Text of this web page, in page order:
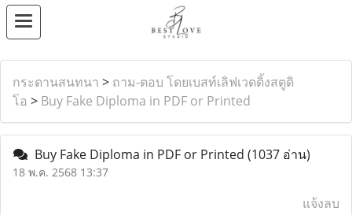
กระดานสนทนา > ถาม-ตอบ โดยเบสท์เลิฟเวดดิ้งสตูดิ
โอ > Buy Fake Diploma in PDF or Printed
Buy Fake Diploma in PDF or Printed (1037 อ่าน)
18 พ.ค. 2568 13:37
แจ้งลบ